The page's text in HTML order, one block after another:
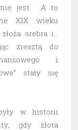
nie jest. A to
XIX wieku
srebra i…
zresztą do
i
stały się
w historii
gdy złota